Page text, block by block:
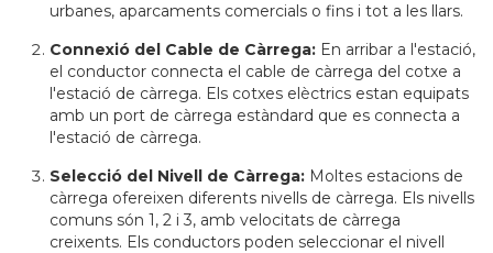
urbanes, aparcaments comercials o fins i tot a les llars.
Connexió del Cable de Càrrega: En arribar a l'estació,
el conductor connecta el cable de càrrega del cotxe a
l'estació de càrrega. Els cotxes elèctrics estan equipats
amb un port de càrrega estàndard que es connecta a
l'estació de càrrega.
Selecció del Nivell de Càrrega: Moltes estacions de
càrrega ofereixen diferents nivells de càrrega. Els nivells
comuns són 1, 2 i 3, amb velocitats de càrrega
creixents. Els conductors poden seleccionar el nivell